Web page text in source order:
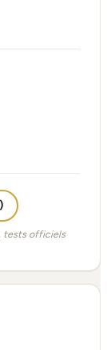
tests officiels